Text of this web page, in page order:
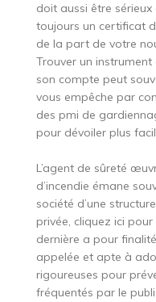
doit aussi être
toujours un certificat
de la part de votre
Trouver un
son compte peut
vous empêche par
des pmi de
pour dévoiler plus
L’agent de sûreté
d’incendie émane
société d’une
privée, cliquez ici
dernière a pour
appelée et apte à
rigoureuses pour
fréquentés par le